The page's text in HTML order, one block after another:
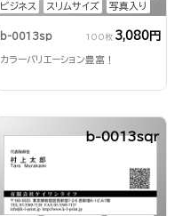
ビジネス スリムサイズ 写真入り
b-0013sp 100枚 3,080円
カラーバリエーション豊富！
b-0013sqr